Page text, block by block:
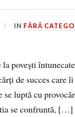
IN FĂRĂ
povești
de succes care
luptă cu
se confruntă, […]